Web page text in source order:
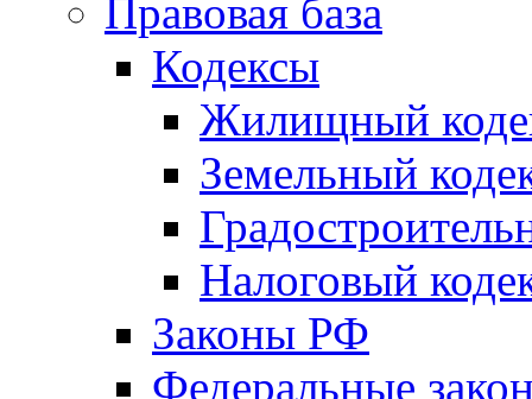
Правовая база
Кодексы
Жилищный
Земельный
Налоговый
Законы РФ
Федеральные